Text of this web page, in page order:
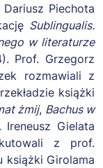
Piechota
Sublingualis.
w literaturze
Prof. Grzegorz
rozmawiali z
książki
żmij, Bachus w
Gielata
z prof.
książki Girolama